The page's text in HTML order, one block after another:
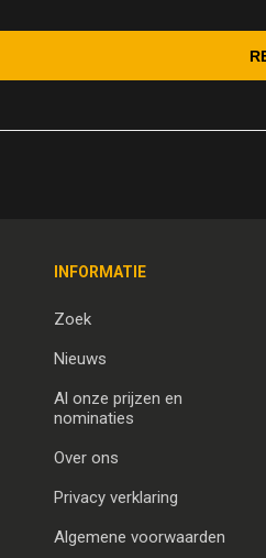
INFORMATIE
Zoek
Nieuws
Al onze prijzen en
nominaties
Over ons
Privacy verklaring
Algemene voorwaarden